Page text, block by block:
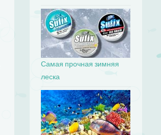
Самая прочная зимняя
леска